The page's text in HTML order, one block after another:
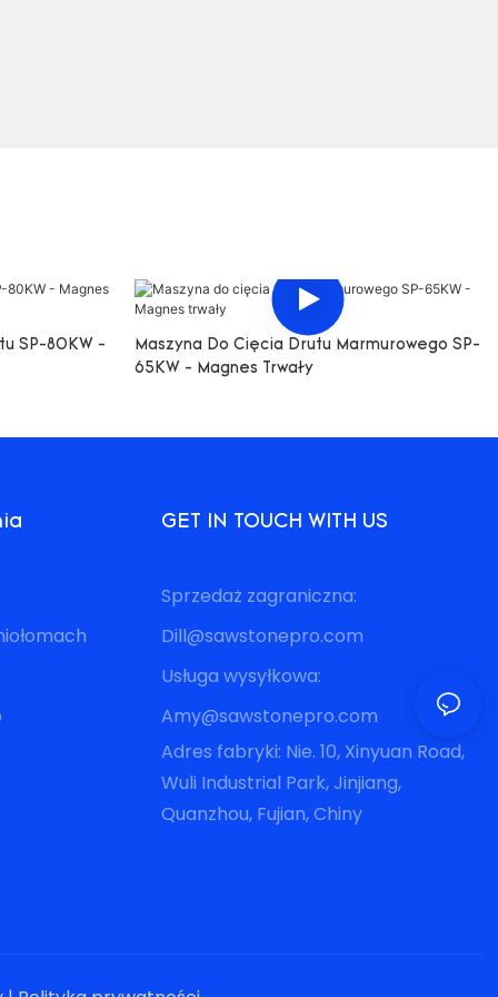
SP-80KW -
Maszyna Do Cięcia Drutu Marmurowego SP-
65KW - Magnes Trwały
GET IN TOUCH WITH US
Sprzedaż zagraniczna:
Dill@sawstonepro.com
Usługa wysyłkowa:
Amy@sawstonepro.com
Adres fabryki: Nie. 10, Xinyuan Road,
Wuli Industrial Park, Jinjiang,
Quanzhou, Fujian, Chiny